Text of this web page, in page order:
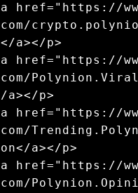
href="https://
a></p>
href="https://
a></p>
href="https://
a></p>
href="https://